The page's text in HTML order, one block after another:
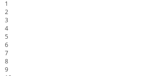
1
2
3
4
5
6
7
8
9